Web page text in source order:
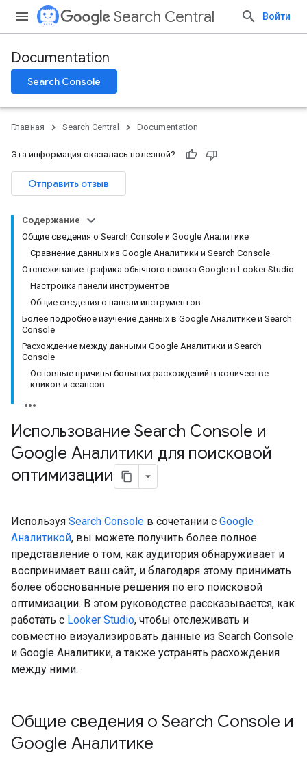
Search Central Войти
Documentation
Search Console
Главная Search Central Documentation
Эта информация оказалась полезной?
Отправить отзыв
Содержание
Общие сведения о Search Console и Google Аналитике
Сравнение данных из Google Аналитики и Search Console
Отслеживание трафика обычного поиска Google в Looker Studio
Настройка панели инструментов
Общие сведения о панели инструментов
Более подробное изучение данных в Google Аналитике и Search
Console
Расхождение между данными Google Аналитики и Search
Console
Основные причины больших расхождений в количестве
кликов и сеансов
Использование Search Console и
Google Аналитики для поисковой
оптимизации
Используя Search Console в сочетании с Google
Аналитикой, вы можете получить более полное
представление о том, как аудитория обнаруживает и
воспринимает ваш сайт, и благодаря этому принимать
более обоснованные решения по его поисковой
оптимизации. В этом руководстве рассказывается, как
работать с Looker Studio, чтобы отслеживать и
совместно визуализировать данные из Search Console
и Google Аналитики, а также устранять расхождения
между ними.
Общие сведения о Search Console и
Google Аналитике